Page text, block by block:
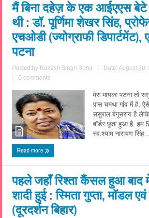
मैं बिना दहेज़ के एक आईएएस बेटे
थी : डॉ. पूर्णिमा शेखर सिंह,
एचओडी (ज्योग्राफी
पटना
Posted by Rakesh Singh Sonu
Date: August 20,
0 comments
मेरा मायका पटना तो
पास चमथा गांव में है.
ससुराल बेगूसराय है
बॉर्डर छूता हुआ है. हम
स्व.श्याम नारायण सिंह ...
Read more
पहले जहाँ रिश्ता कैंसल हुआ बाद
शादी हुई : स्मिता गुप्ता, मॉडल
(दूरदर्शन बिहार)